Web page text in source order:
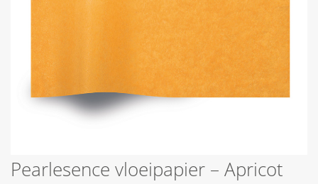
Pearlesence vloeipapier – Apricot